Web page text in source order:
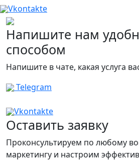
Vkontakte
Напишите нам
способом
Напишите в чате, какая услуга
Telegram
Vkontakte
Оставить заявку
Проконсультируем по любому
маркетингу и настроим